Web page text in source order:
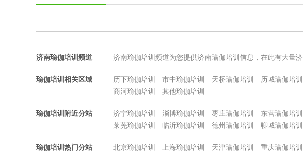
济南瑜伽培训频道 济南瑜伽培训频道为您提供济南瑜伽培训信息，在此有大量
瑜伽培训相关区域 历下瑜伽培训 市中瑜伽培训 天桥瑜伽培训 历城瑜伽培训
商河瑜伽培训
其他瑜伽培训
瑜伽培训附近分站 济宁瑜伽培训 淄博瑜伽培训 枣庄瑜伽培训 东营瑜伽培训
莱芜瑜伽培训
临沂瑜伽培训 德州瑜伽培训 聊城瑜伽培训
瑜伽培训热门分站 北京瑜伽培训 上海瑜伽培训 天津瑜伽培训 重庆瑜伽培训